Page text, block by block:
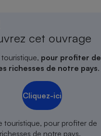
cet ouvrage
pour profiter de
richesses de notre pays.
Cliquez-ici